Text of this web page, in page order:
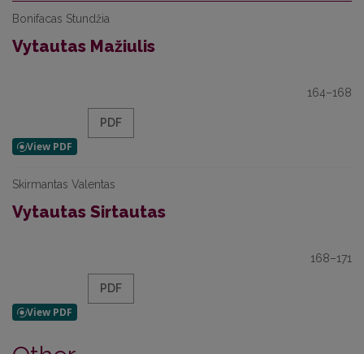
Bonifacas Stundžia
Vytautas Mažiulis
164–168
PDF
Skirmantas Valentas
Vytautas Sirtautas
168–171
PDF